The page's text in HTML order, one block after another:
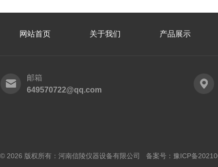
网站首页 关于我们 产品展示
邮箱
649570722@qq.com
© 2026 版权所有：河南信陵仪器设备有限公司 备案号： 豫ICP备